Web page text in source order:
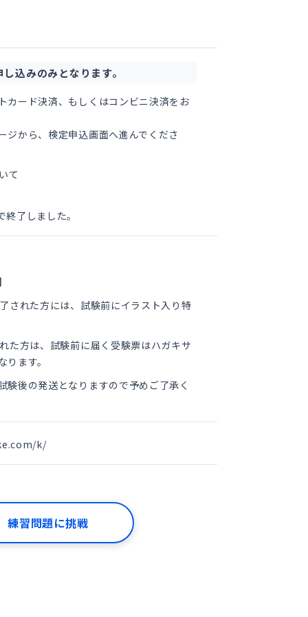
込みのみとなります。
カード決済、もしくはコンビニ決済をお
ジから、検定申込画面へ進んでくださ
て
了しました。
された方には、試験前にイラスト入り特
た方は、試験前に届く受験票はハガキサ
ます。
験後の発送となりますので予めご了承く
k/
練習問題に挑戦